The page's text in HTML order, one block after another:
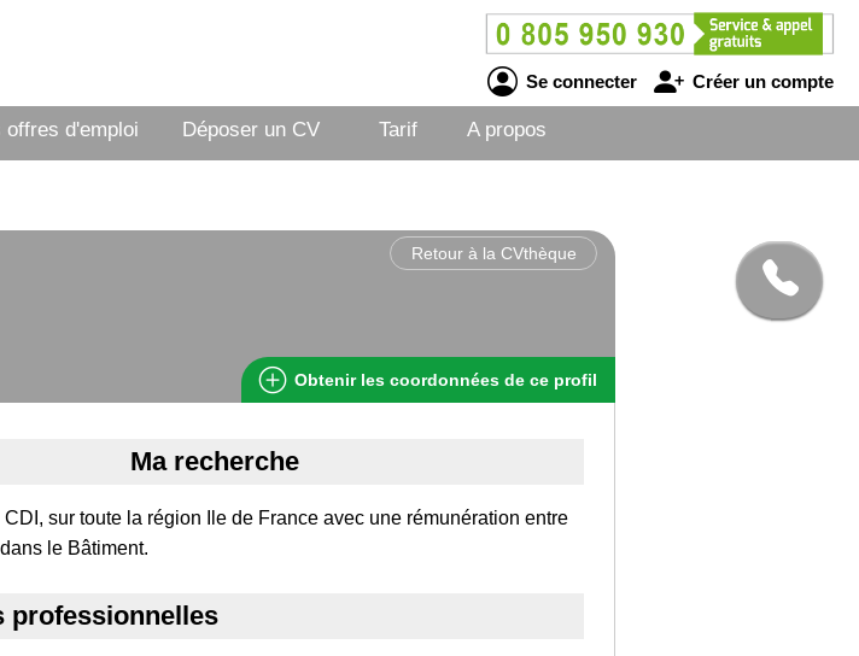
Se connecter Créer un compte
offres d'emploi Déposer un CV Tarif A propos
Retour à la CVthèque
Obtenir les coordonnées de ce profil
Ma recherche
sur toute la région Ile de France avec une rémunération entre
le Bâtiment.
professionnelles